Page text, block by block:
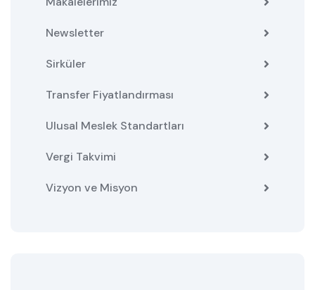
Newsletter
Sirküler
Transfer Fiyatlandırması
Ulusal Meslek Standartları
Vergi Takvimi
Vizyon ve Misyon